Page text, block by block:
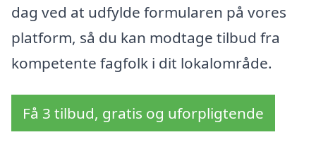
dag ved at udfylde formularen på vores
platform, så du kan modtage tilbud fra
kompetente fagfolk i dit lokalområde.
Få 3 tilbud, gratis og uforpligtende